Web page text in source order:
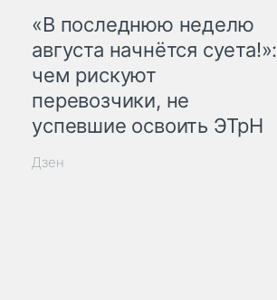
«В последнюю неделю
августа начнётся суета!»:
чем рискуют
перевозчики, не
успевшие освоить ЭТрН
Дзен